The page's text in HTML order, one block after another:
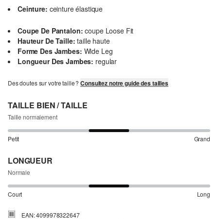
Ceinture: ceinture élastique
Coupe De Pantalon: coupe Loose Fit
Hauteur De Taille: taille haute
Forme Des Jambes: Wide Leg
Longueur Des Jambes: regular
Des doutes sur votre taille ?Consultez notre guide des tailles
TAILLE BIEN / TAILLE
Taille normalement
Petit Grand
LONGUEUR
Normale
Court Long
EAN: 4099978322647